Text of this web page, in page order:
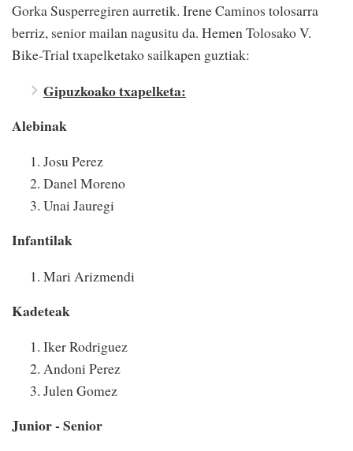
Gorka Susperregiren aurretik. Irene Caminos tolosarra
berriz, senior mailan nagusitu da. Hemen Tolosako V.
Bike-Trial txapelketako sailkapen guztiak:
Gipuzkoako txapelketa:
Alebinak
Josu Perez
Danel Moreno
Unai Jauregi
Infantilak
Mari Arizmendi
Kadeteak
Iker Rodriguez
Andoni Perez
Julen Gomez
Junior - Senior